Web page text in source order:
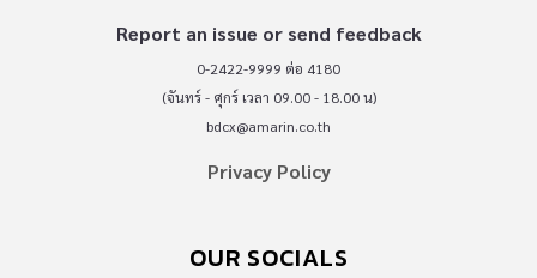
Report an issue or send feedback
0-2422-9999 ต่อ 4180
(จันทร์ - ศุกร์ เวลา 09.00 - 18.00 น)
bdcx@amarin.co.th
Privacy Policy
OUR SOCIALS